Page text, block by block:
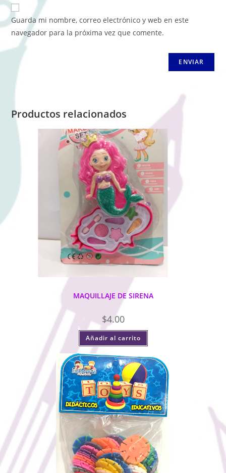
Guarda mi nombre, correo electrónico y web en este
navegador para la próxima vez que comente.
Productos relacionados
MAQUILLAJE DE SIRENA
$4.00
Añadir al carrito